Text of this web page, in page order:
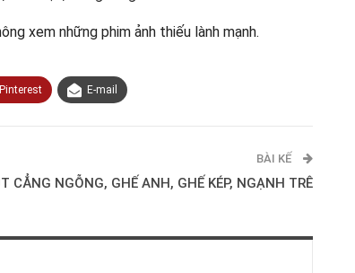
xem những phim ảnh thiếu lành mạnh.
Pinterest E-mail
BÀI KẾ
CẲNG NGỖNG, GHẾ ANH, GHẾ KÉP, NGẠNH TRÊ